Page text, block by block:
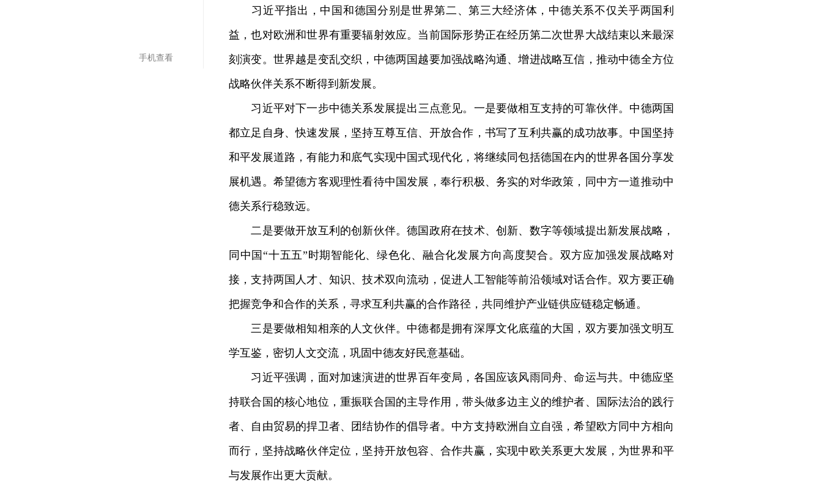
手机查看
习近平指出，中国和德国分别是世界第二、第三大经济体，中德关系不仅关乎两国利
益，也对欧洲和世界有重要辐射效应。当前国际形势正在经历第二次世界大战结束以来最深
刻演变。世界越是变乱交织，中德两国越要加强战略沟通、增进战略互信，推动中德全方位
战略伙伴关系不断得到新发展。
习 近平对下一步中德关系发展提出三点意见。一是要做相互支持的可靠伙伴。中德两国
都立足自身、快速发展，坚持互尊互信、开放合作，书写了互利共赢的成功故事。中国坚持
和平发展道路，有能力和底气实现中国式现代化 ，将继续同包括德国在内的世界各国分享发
展机遇。希望德方客观理性看待中国发展，奉行积极、务实的对华政策，同中方一道推动中
德关系行稳致远。
二是要做开放互利的创新伙伴。德国政府在技术、创新、数字等领域提出新发展战略，
同中国“十五五”时期智能化、绿色化、融合化发展方向高度契合。双方应加强发展战略对
接，支持两国人才、知识、技术双向流动，促进人工智能等前沿领域对话合作。双方要正确
把握竞争和合作的关系，寻求互利共赢的合作路径，共同维护产业链供应链稳定畅通。
三是要做相知相亲的人文伙伴。中德都是拥有深厚文化底蕴的大国，双方要加强文明互
学互鉴，密切人文交流，巩固中德友好民意基础。
习 近平强调，面对加速演进的世界百年变局，各国应该风雨同舟、命运与共。中德应坚
持联合国的核心地位，重振联合国的主导作用，带头做多边主义的维护者、国际法治的践行
者、自由贸易的捍卫者、团结协作的倡导者。中方支持欧洲自立自强，希望欧方同中方相向
而行，坚持战略伙伴定位，坚持开放包容、合作共赢，实现中欧关系更大发展，为世界和平
与发展作出更大贡献。